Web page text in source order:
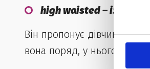
high waisted – із
Він пропонує дівчині
вона поряд, у нього